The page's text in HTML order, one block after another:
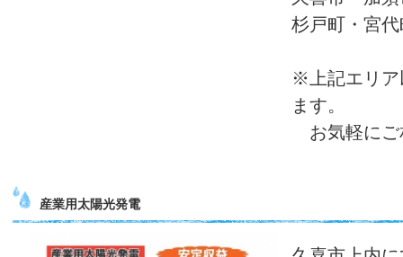
杉戸町・宮
※上記エリア
ます。
お気軽にご
産業用太陽光発電